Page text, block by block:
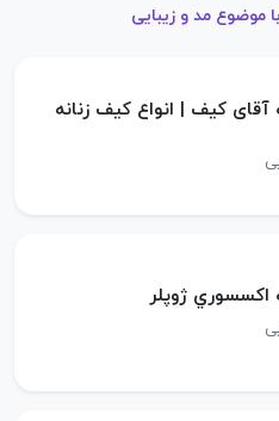
موضوع مد و زیبایی
آقای کیف | انواع کیف زنانه
اكسسوري ژوپلر